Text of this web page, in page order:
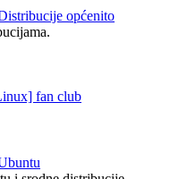
općenito
fan club